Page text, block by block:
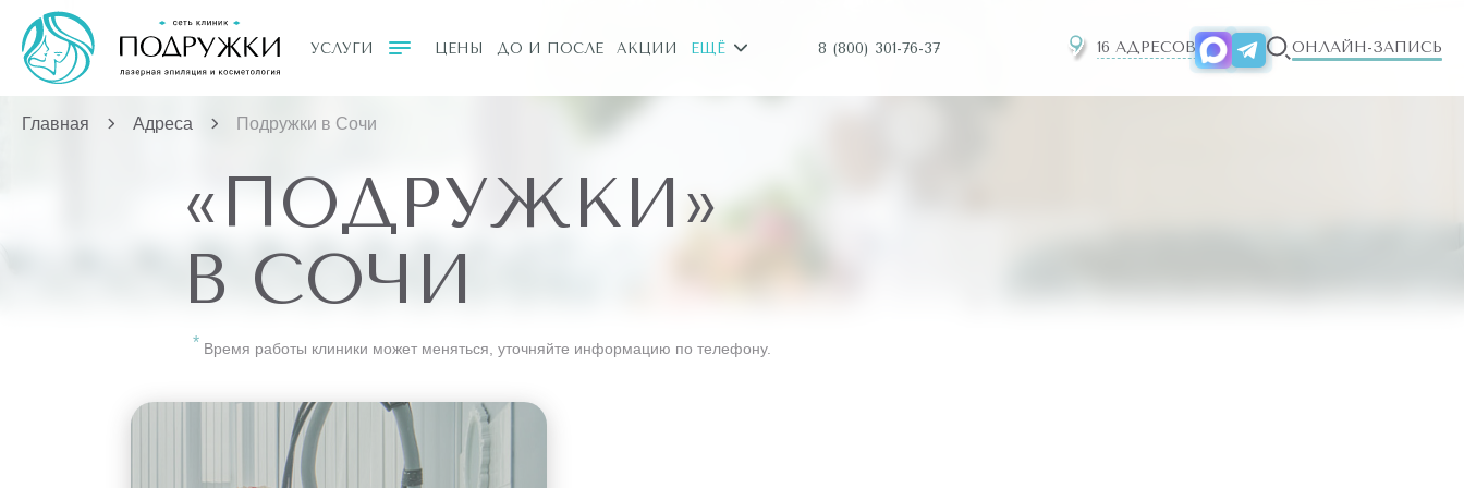
УСЛУГИ ЦЕНЫ ДО И ПОСЛЕ АКЦИИ ЕЩЁ 8 (800) 301-76-37 16 АДРЕСОВ ОНЛАЙН-ЗАПИСЬ
Главная Адреса Подружки в Сочи
«ПОДРУЖКИ»
В СОЧИ
Время работы клиники может меняться, уточняйте информацию по телефону.